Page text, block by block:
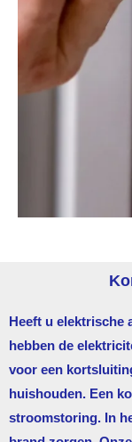
Heeft u elektrische
hebben de
voor een
huishouden. Een
stroomstoring. In